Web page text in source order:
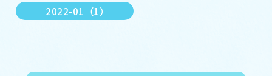
2022-01（1）